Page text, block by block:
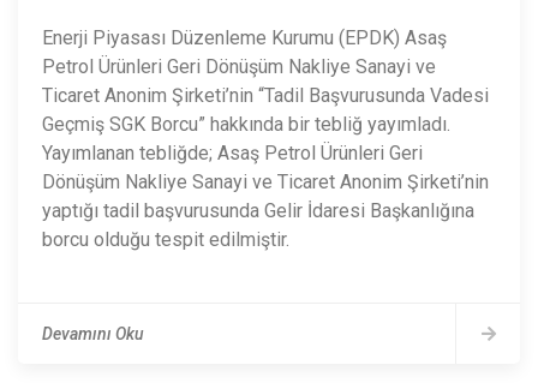
Enerji Piyasası Düzenleme Kurumu (EPDK) Asaş
Petrol Ürünleri Geri Dönüşüm Nakliye Sanayi ve
Ticaret Anonim Şirketi’nin “Tadil Başvurusunda Vadesi
Geçmiş SGK Borcu” hakkında bir tebliğ yayımladı.
Yayımlanan tebliğde; Asaş Petrol Ürünleri Geri
Dönüşüm Nakliye Sanayi ve Ticaret Anonim Şirketi’nin
yaptığı tadil başvurusunda Gelir İdaresi Başkanlığına
borcu olduğu tespit edilmiştir.
Devamını Oku